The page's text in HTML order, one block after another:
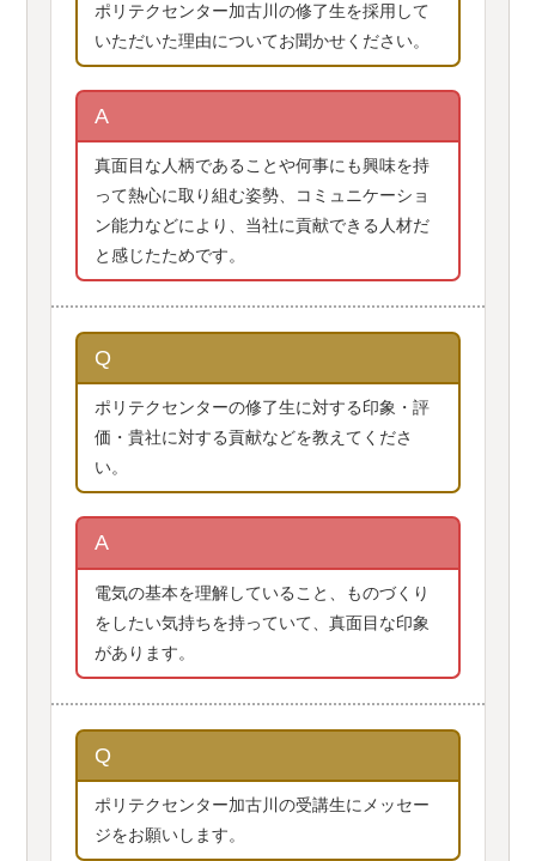
ポリテクセンター加古川の修了生を採用して
いただいた理由についてお聞かせください。
A
真面目な人柄であることや何事にも興味を持
って熱心に取り組む姿勢、コミュニケーショ
ン能力などにより、当社に貢献できる人材だ
と感じたためです。
Q
ポリテクセンターの修了生に対する印象・評
価・貴社に対する貢献などを教えてくださ
い。
A
電気の基本を理解していること、ものづくり
をしたい気持ちを持っていて、真面目な印象
があります。
Q
ポリテクセンター加古川の受講生にメッセー
ジをお願いします。